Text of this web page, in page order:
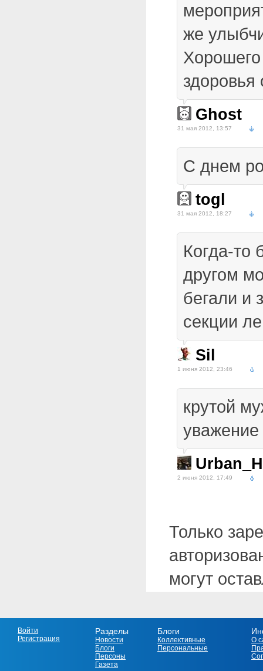
же
Ghost
31 мая 2012, 13:57
C днем
togl
31 мая 2012, 18:27
Когда-то
другом
бегали и
секции
Sil
1 июня 2012, 23:46
крутой
уважение
2 июня 2012, 17:49
Только
могут
Войти
Регистрация
Разделы
Новости
Блоги
Персоны
Газета
Блоги
Коллективные
Персональные
О